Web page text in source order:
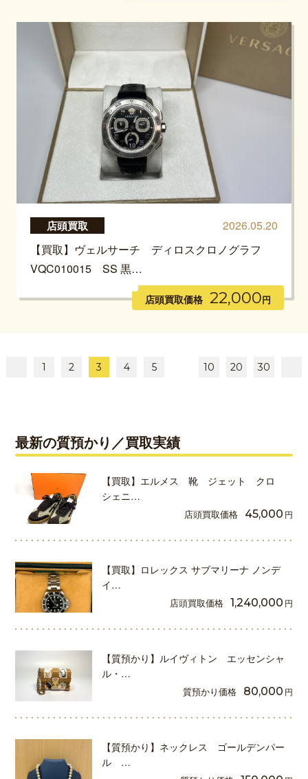
店頭買取
2026.05.20
【買取】ヴェルサーチ ディロスクロノグラフ
VQC010015 SS 黒…
店頭買取価格 22,000円
1 2 3 4 5 10 20 30
最新の質預かり／買取実績
【買取】エルメス 靴 ジェット クロ
シェニ…
店頭買取価格 45,000 円
【買取】ロレックス サブマリーナ ノンデ
イ…
店頭買取価格 1,240,000 円
【質預かり】ルイヴィトン エッセンシャ
ル・…
質預かり価格 80,000 円
【質預かり】ネックレス ゴールデンパー
ル …